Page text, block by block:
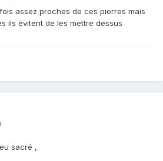
assez proches de ces pierres mais
ils évitent de les mettre dessus
sacré ,